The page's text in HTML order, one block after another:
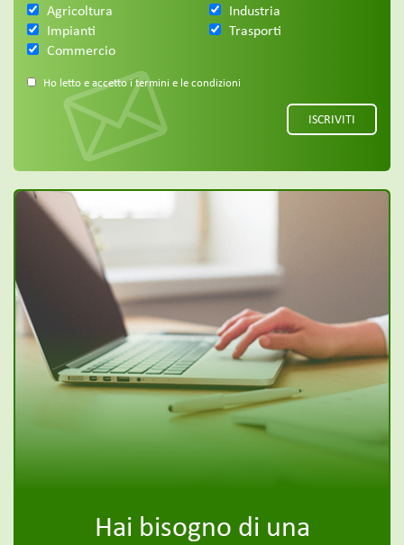
Agricoltura
Impianti
Commercio
Industria
Trasporti
Ho letto e accetto i termini e le condizioni
Hai bisogno di una